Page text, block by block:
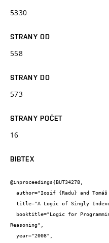
5330
STRANY OD
558
STRANY DO
573
STRANY POČET
16
BIBTEX
@inproceedings{BUT34278,
Reasoning",